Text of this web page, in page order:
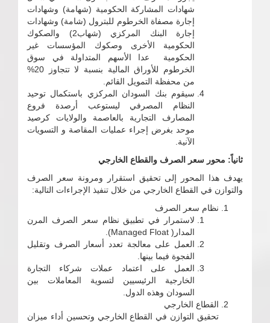
شهادات المشاركة الحكومية (شهامة) وشهادات
إجارة مصفاة الخرطوم للبترول (شامة) وشهادات
إجارة البنك المركزي (شهاب2) والصكوك
الحكومية الأخرى وصكوك المؤسسات غير
الحكومية عدا الأسهم المتداولة في سوق
الخرطوم للأوراق المالية بنسبة لا تتجاوز 20%
من محفظة التمويل القائم.
سيقوم بنك السودان المركزي باستكمال توحيد
النظام المصرفي ليستوعب أرصدة فروع
المصارف التجارية بالعاصمة والولايات كرصيد
موحد بغرض إجراء عمليات المقاصة و التسويات
الآنية.
ثانياً: محور سعر الصرف والقطاع الخارجي
يهدف هذا المحور إلى تحقيق استقرار ومرونة سعر الصرف
والتوازن في القطاع الخارجي من خلال تنفيذ الإجراءات التالية:
نظام سعر الصرف
لاستمرار في تطبيق نظام سعر الصرف المرن
المدار( Managed Float).
العمل على معالجة تعدد أسعار الصرف وتقليل
الفجوة فيما بينها.
العمل على اعتماد عملات شركاء التجارة
الخارجية الرئيسيين لتسوية المعاملات بين
السودان وهذه الدول.
القطاع الخارجي
تحقيق التوازن في القطاع الخارجي وتحسين أداء ميزان